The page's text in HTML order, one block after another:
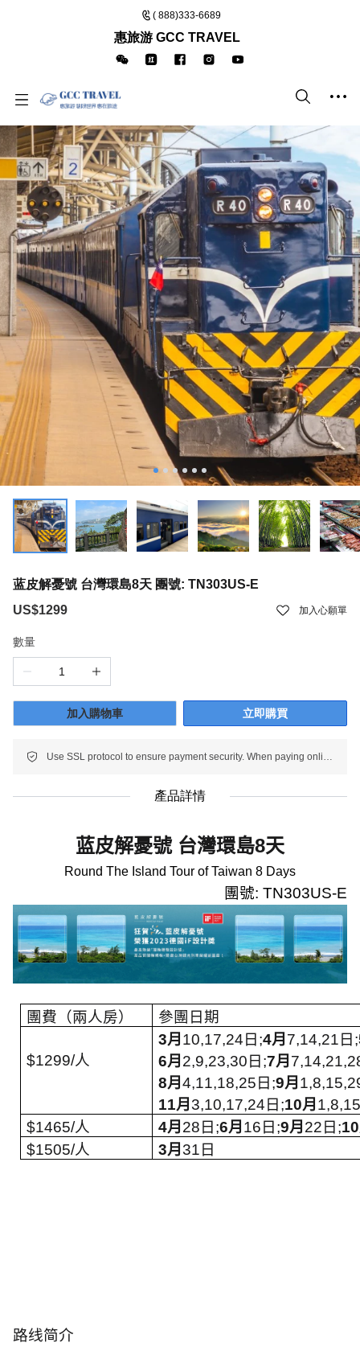
( 888)333-6689
惠旅游 GCC TRAVEL
蓝皮解憂號 台灣環島8天 團號: TN303US-E
US$1299
加入心願單
數量
加入購物車 立即購買
Use SSL protocol to ensure payment security. When paying online, your payment information is protected.
產品詳情
蓝皮解憂號 台灣環島8天
Round The sland Tour of Taiwan 8 Days
團號: TN303US-E
團費（兩人房） 參團日期
$1299/人
3月 10,17,24日;4月 7,14,21日;
6月 2,9,23,30日;7月
8月4,11,18,25日;9月
11月3,10,17,24日;10月
$1465/人 4月 28日;6月 16日;9月 22日;10
$1505/人 3月31日
路线简介